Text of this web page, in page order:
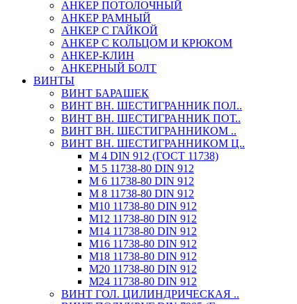
АНКЕР ПОТОЛОЧНЫЙ
АНКЕР РАМНЫЙ
АНКЕР С ГАЙКОЙ
АНКЕР С КОЛЬЦОМ И КРЮКОМ
АНКЕР-КЛИН
АНКЕРНЫЙ БОЛТ
ВИНТЫ
ВИНТ БАРАШЕК
ВИНТ ВН. ШЕСТИГРАННИК ПОЛ..
ВИНТ ВН. ШЕСТИГРАННИК ПОТ..
ВИНТ ВН. ШЕСТИГРАННИКОМ ..
ВИНТ ВН. ШЕСТИГРАННИКОМ Ц..
М 4 DIN 912 (ГОСТ 11738)
М 5 11738-80 DIN 912
М 6 11738-80 DIN 912
М 8 11738-80 DIN 912
М10 11738-80 DIN 912
М12 11738-80 DIN 912
М14 11738-80 DIN 912
М16 11738-80 DIN 912
М18 11738-80 DIN 912
М20 11738-80 DIN 912
М24 11738-80 DIN 912
ВИНТ ГОЛ. ЦИЛИНДРИЧЕСКАЯ ..